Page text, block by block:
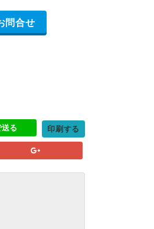
問合せ
送る 印刷する